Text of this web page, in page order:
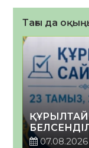
Тағы да
ҚҰРЫЛТАЙ
07.08.2026